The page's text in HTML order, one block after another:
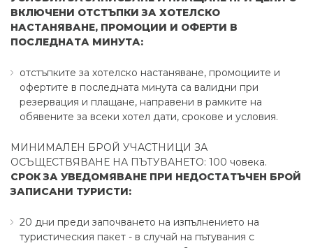
ВКЛЮЧЕНИ ОТСТЪПКИ ЗА ХОТЕЛСКО
НАСТАНЯВАНЕ, ПРОМОЦИИ И ОФЕРТИ В
ПОСЛЕДНАТА МИНУТА:
отстъпките за хотелско настаняване, промоциите и
офертите в последната минута са валидни при
резервация и плащане, направени в рамките на
обявените за всеки хотел дати, срокове и условия.
МИНИМАЛЕН БРОЙ УЧАСТНИЦИ ЗА
ОСЪЩЕСТВЯВАНЕ НА ПЪТУВАНЕТО: 100 човека.
СРОК ЗА УВЕДОМЯВАНЕ ПРИ НЕДОСТАТЪЧЕН БРОЙ
ЗАПИСАНИ ТУРИСТИ:
20 дни преди започването на изпълнението на
туристическия пакет - в случай на пътувания с